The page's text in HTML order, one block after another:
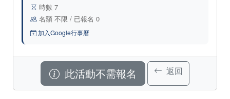
時數 7
名額 不限 / 已報名 0
加入Google行事曆
此活動不需報名 返回